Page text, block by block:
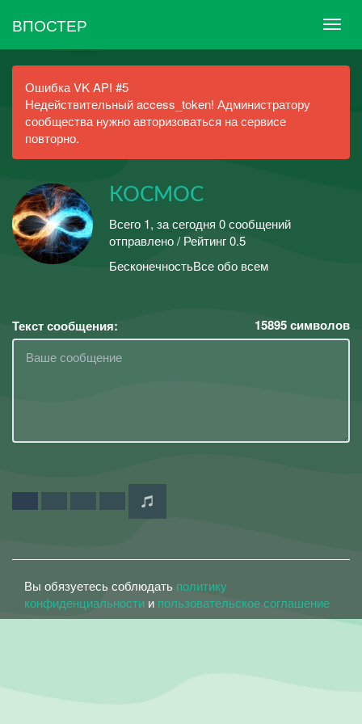
ВПОСТЕР
Ошибка VK API #5
Недействительный access_token! Администратору
сообщества нужно авторизоваться на сервисе
повторно.
КОСМОС
Всего 1, за сегодня 0 сообщений
отправлено / Рейтинг 0.5
БесконечностьВсе обо всем
Текст сообщения: 15895символов
Вы обязуетесь соблюдать политику
конфиденциальности и пользовательское соглашение